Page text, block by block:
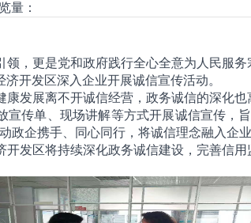
量：
，更是党和政府践行全心全意为人民服
开发区深入企业开展诚信宣传活动。
发展离不开诚信经营，政务诚信的深化
宣传单、现场讲解等方式开展诚信宣传，
企携手、同心同行，将诚信理念融入企业
发区将持续深化政务诚信建设，完善信